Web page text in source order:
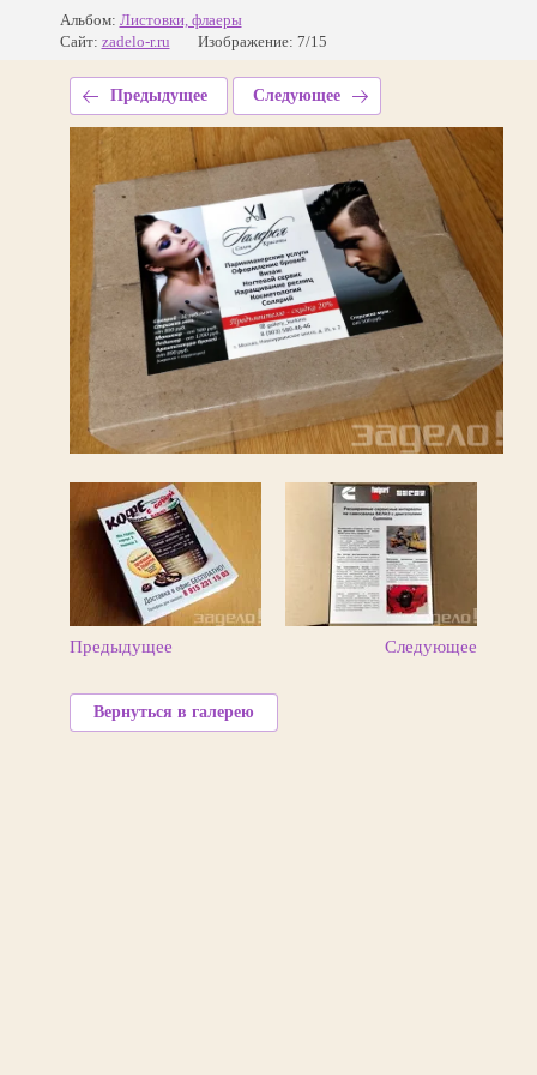
Альбом: Листовки, флаеры
Сайт: zadelo-r.ru Изображение: 7/15
Предыдущее Следующее
Предыдущее Следующее
Вернуться в галерею